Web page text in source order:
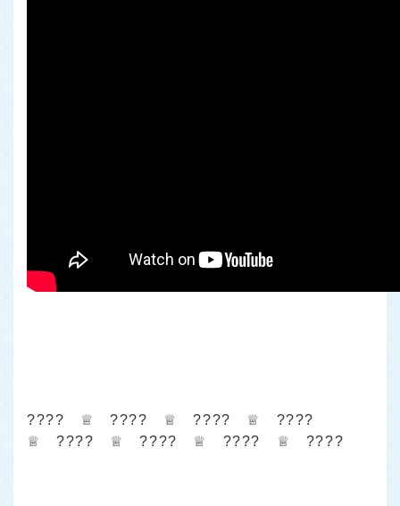
???? ♕ ???? ♕ ???? ♕ ????
♕ ???? ♕ ???? ♕ ???? ♕ ????